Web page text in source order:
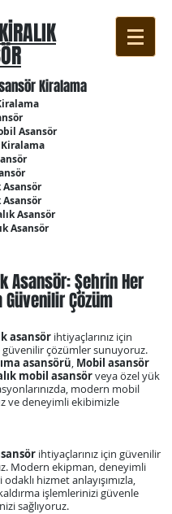
Kiralama
Asansör
Asansör
Asansör
Asansör
Asansör
Asansör: Şehrin Her
Güvenilir Çözüm
asansör ihtiyaçlarınız için
çözümler sunuyoruz.
asansörü, Mobil asansör
mobil asansörveya özel yük
modern mobil
ve deneyimli ekibimizle
ihtiyaçlarınız için güvenilir
Modern ekipman, deneyimli
hizmet anlayışımızla,
işlemlerinizi güvenle
sağlıyoruz.